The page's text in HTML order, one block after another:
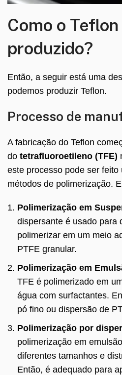
Como o Teflon
produzido?
Então, a seguir está uma
podemos produzir Teflon.
Processo de
A fabricação do Teflon
do tetrafluoroetileno (TFE)
este processo pode ser feito
métodos de polimerização.
Polimerização em
dispersante é usado para
polimerizar em um meio
PTFE granular.
Polimerização em
TFE é polimerizado em
água com surfactantes.
pó fino ou dispersão de
Polimerização por
polimerização em
diferentes tamanhos e
Então, é adequado para